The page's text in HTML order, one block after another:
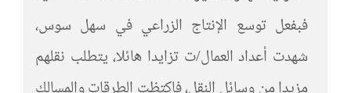
فبفعل توسع الإنتاج الزراعي في سهل سوس،
شهدت أعداد العمال/ت تزايدا هائلا، يتطلب نقلهم